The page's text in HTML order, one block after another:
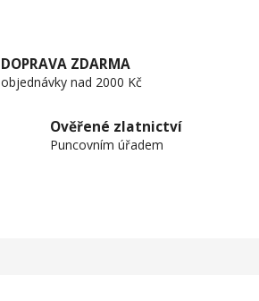
DOPRAVA ZDARMA
objednávky nad 2000 Kč
Ověřené zlatnictví
Puncovním úřadem